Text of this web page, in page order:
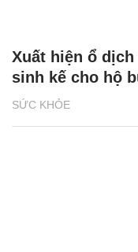
SỨC KHỎE
Xuất hiện ổ
sinh kế cho hộ